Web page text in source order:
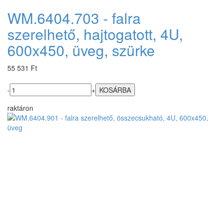
WM.6404.703 - falra
szerelhető, hajtogatott, 4U,
600x450, üveg, szürke
55 531 Ft
-
+
raktáron